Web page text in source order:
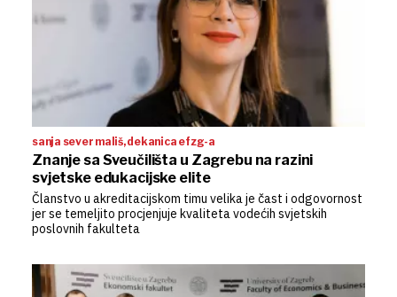
sanja sever mališ, dekanica efzg-a
Znanje sa Sveučilišta u Zagrebu na razini
svjetske edukacijske elite
Članstvo u akreditacijskom timu velika je čast i odgovornost
jer se temeljito procjenjuje kvaliteta vodećih svjetskih
poslovnih fakulteta